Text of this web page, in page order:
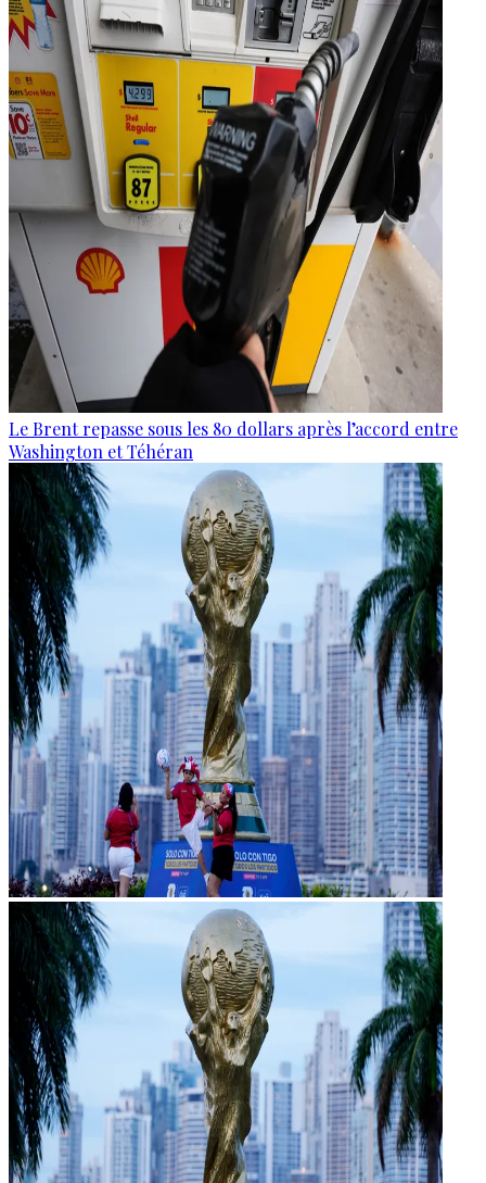
Le Brent repasse sous les 80 dollars après l’accord entre
Washington et Téhéran